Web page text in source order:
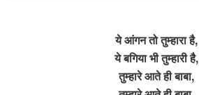
ये आंगन तो तुम्हारा है,
ये बगिया भी तुम्हारी है,
तुम्हारे आते ही बाबा,